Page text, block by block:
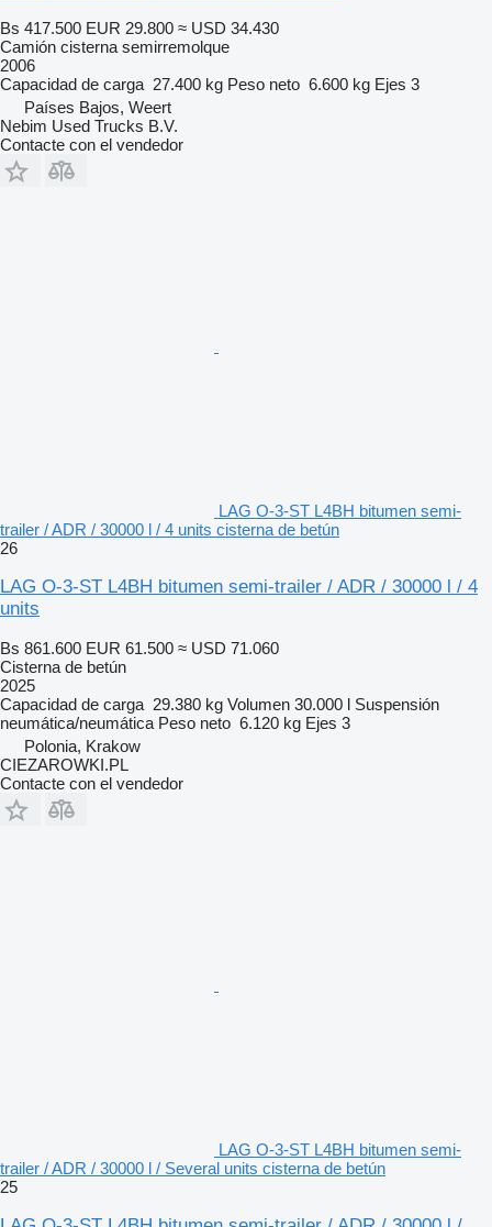
Bs 417.500 EUR 29.800 ≈ USD 34.430
Camión cisterna semirremolque
2006
Capacidad de carga 27.400 kg Peso neto 6.600 kg Ejes 3
Países Bajos, Weert
Nebim Used Trucks B.V.
Contacte con el vendedor
LAG O-3-ST L4BH bitumen semi-
trailer / ADR / 30000 l / 4 units cisterna de betún
26
LAG O-3-ST L4BH bitumen semi-trailer / ADR / 30000 l / 4
units
Bs 861.600 EUR 61.500 ≈ USD 71.060
Cisterna de betún
2025
Capacidad de carga 29.380 kg Volumen 30.000 l Suspensión
neumática/neumática Peso neto 6.120 kg Ejes 3
Polonia, Krakow
CIEZAROWKI.PL
Contacte con el vendedor
LAG O-3-ST L4BH bitumen semi-
trailer / ADR / 30000 l / Several units cisterna de betún
25